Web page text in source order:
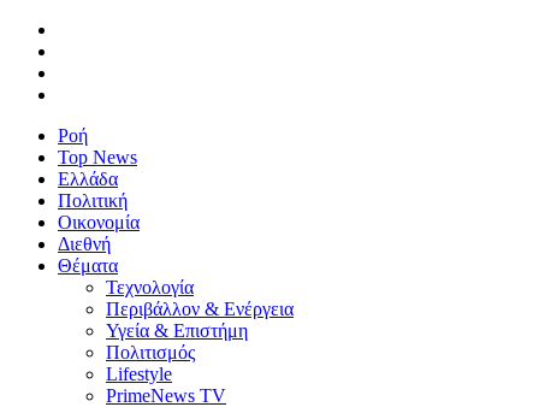
Ροή
Top News
Ελλάδα
Πολιτική
Οικονομία
Διεθνή
Θέματα
Τεχνολογία
Περιβάλλον & Ενέργεια
Υγεία & Επιστήμη
Πολιτισμός
Lifestyle
PrimeNews TV